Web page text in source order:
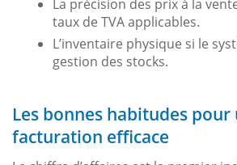
La précision des prix à la
taux de TVA applicables.
L’inventaire physique si le
gestion des stocks.
Les bonnes habitudes pour
facturation efficace